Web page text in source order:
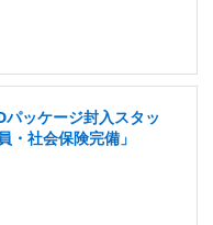
ッケージ封入スタッ
・社会保険完備」